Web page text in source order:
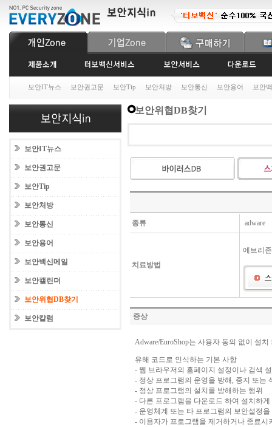
보안IT뉴스 보안권고문 보안Tip 보안처방 보안통신 보안용어 보안
보안IT뉴스
보안권고문
보안Tip
보안처방
보안통신
보안용어
보안백신메일
보안캘린더
보안위협DB찾기
보안칼럼
보안위협DB찾기
종류 adware
치료방법
에브리
증상
Adware/EuroShop는 사용자 동의 없이 설
유해 코드로 인식하는 기본 사항
- 웹 브라우저의 홈페이지 설정이나 검색
- 정상 프로그램의 운영을 방해, 중지 또는
- 정상 프로그램의 설치를 방해하는 행위
- 다른 프로그램을 다운로드 하여 설치하게
- 운영체계 또는 타 프로그램의 보안설정
- 이용자가 프로그램을 제거하거나 종료